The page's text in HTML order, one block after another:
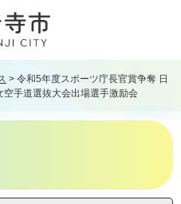
> 令和5年度スポーツ庁長官賞争奪 日
手道選抜大会出場選手激励会